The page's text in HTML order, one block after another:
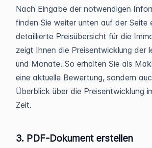
Nach Eingabe der notwendigen
finden Sie weiter unten auf der Seite
detaillierte Preisübersicht für die
zeigt Ihnen die Preisentwicklung der
und Monate. So erhalten Sie als
eine aktuelle Bewertung, sondern
Überblick über die Preisentwicklung
Zeit.
3. PDF-Dokument erstellen